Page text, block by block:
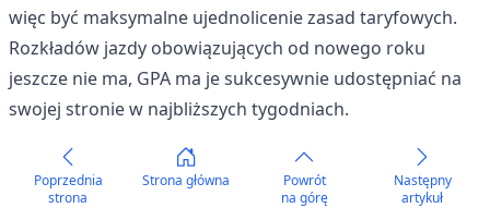
więc być maksymalne ujednolicenie zasad taryfowych.
Rozkładów jazdy obowiązujących od nowego roku
jeszcze nie ma, GPA ma je sukcesywnie udostępniać na
swojej stronie w najbliższych tygodniach.
Poprzednia
strona
Strona główna
Powrót
na górę
Następny
artykuł